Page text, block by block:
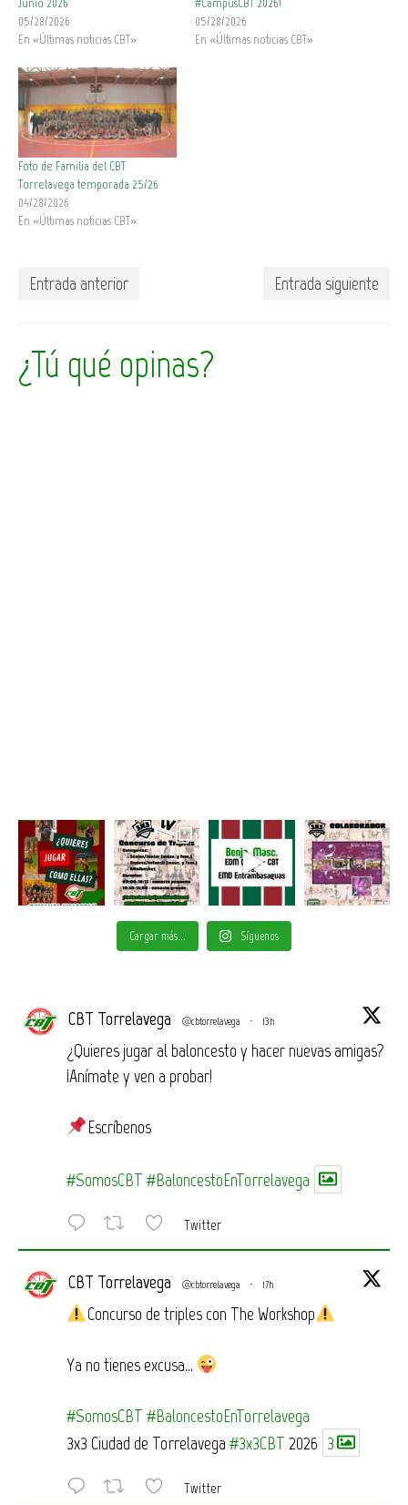
05/28/2026
En «Últimas noticias CBT»
05/28/2026
En «Últimas noticias CBT»
Foto de Familia del CBT
Torrelavega temporada 25/26
04/28/2026
En «Últimas noticias CBT»
Entrada anterior Entrada siguiente
¿Tú qué opinas?
Cargar más... Síguenos
CBT Torrelavega @cbtorrelavega · 13h
¿Quieres jugar al baloncesto y hacer nuevas amigas?
¡Anímate y ven a probar!
Escríbenos
#SomosCBT #BaloncestoEnTorrelavega
Twitter
CBT Torrelavega @cbtorrelavega · 17h
Concurso de triples con The Workshop
Ya no tienes excusa…
#SomosCBT #BaloncestoEnTorrelavega
3x3 Ciudad de Torrelavega#3x3CBT 2026 3
Twitter